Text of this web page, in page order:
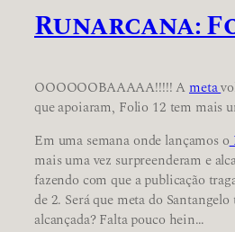
Runarcana:
OOOOOOBAAAAA!!!!! Ameta
que apoiaram, Folio 12 tem mais
Em uma semana onde lançamos o
mais uma vez surpreenderam e
fazendo com que a publicação
de 2. Será que meta do
alcançada? Falta pouco hein…